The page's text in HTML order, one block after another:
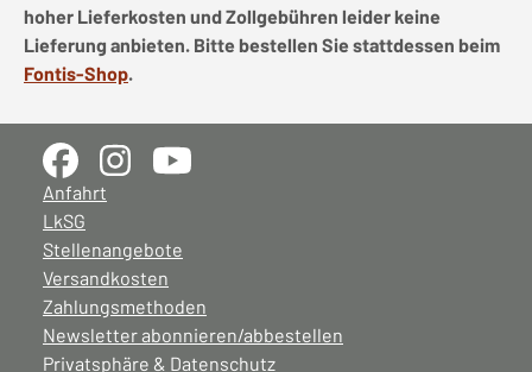
hoher Lieferkosten und Zollgebühren leider keine
Lieferung anbieten. Bitte bestellen Sie stattdessen beim
Fontis-Shop.
Anfahrt
LkSG
Stellenangebote
Versandkosten
Zahlungsmethoden
Newsletter abonnieren/abbestellen
Privatsphäre & Datenschutz